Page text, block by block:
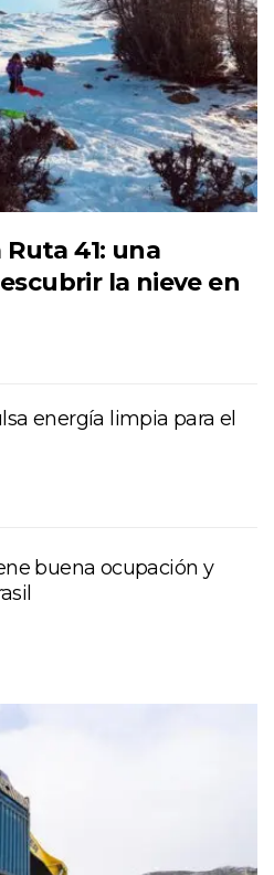
41: una
la nieve en
energía limpia para el
buena ocupación y